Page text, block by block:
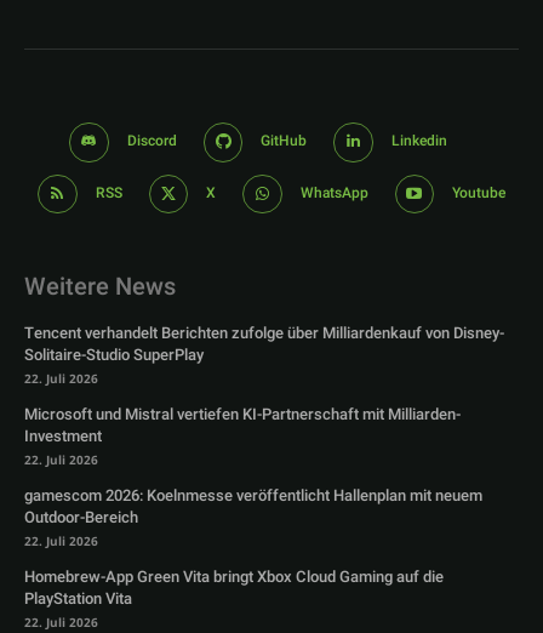
Discord GitHub Linkedin
RSS X WhatsApp Youtube
Weitere News
Tencent verhandelt Berichten zufolge über Milliardenkauf von Disney-
Solitaire-Studio SuperPlay
22. Juli 2026
Microsoft und Mistral vertiefen KI-Partnerschaft mit Milliarden-
Investment
22. Juli 2026
gamescom 2026: Koelnmesse veröffentlicht Hallenplan mit neuem
Outdoor-Bereich
22. Juli 2026
Homebrew-App Green Vita bringt Xbox Cloud Gaming auf die
PlayStation Vita
22. Juli 2026